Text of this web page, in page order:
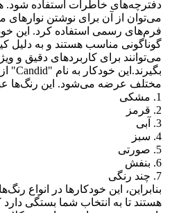
دفترچه‌های خاطرات استفاده شود.
می‌توان از آن برای نوشتن نوارهای
فرم‌های رسمی استفاده کرد. این
گوناگونی مناسب هستند و به دلیل
می‌توانند برای کاربردهای دقیق و
مختلف عرضه می‌شود. این رنگ‌ها
1. مشکی
2. قرمز
3. آبی
4. سبز
5. صورتی
6. بنفش
7. چند رنگی
بنابراین، این خودکارها در انواع
هستند تا به انتخاب شما بستگی